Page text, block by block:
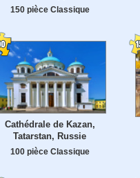
150 pièce Classique
Cathédrale de Kazan,
Tatarstan, Russie
100 pièce Classique